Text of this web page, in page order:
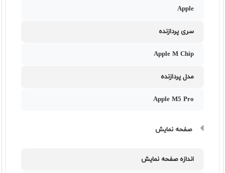
Apple
سری پردازنده
Apple M Chip
مدل پردازنده
Apple M5 Pro
صفحه نمایش
اندازه صفحه نمایش